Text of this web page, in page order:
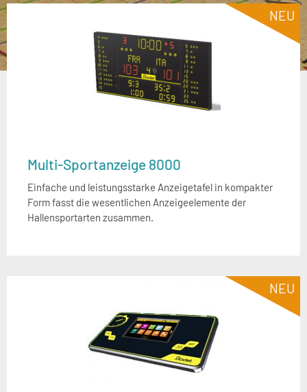
Multi-Sportanzeige 8000
Einfache und leistungsstarke Anzeigetafel in kompakter
Form fasst die wesentlichen Anzeigeelemente der
Hallensportarten zusammen.
NEU
NEU